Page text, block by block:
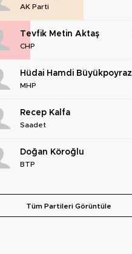
AK Parti
Tevfik Metin Aktaş
CHP
Hüdai Hamdi Büyükpoyraz
MHP
Recep Kalfa
Saadet
Doğan Köroğlu
BTP
Tüm Partileri Görüntüle